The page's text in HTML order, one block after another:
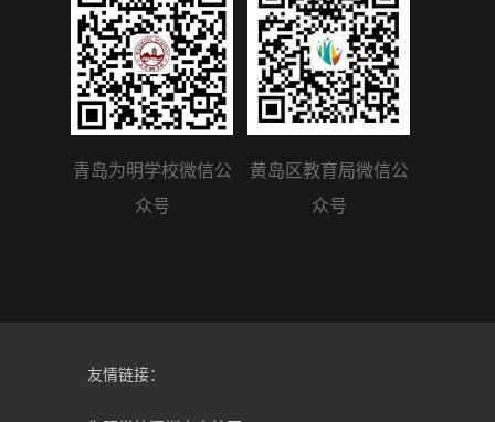
青岛为明学校微信公
众号
黄岛区教育局微信公
众号
友情链接：